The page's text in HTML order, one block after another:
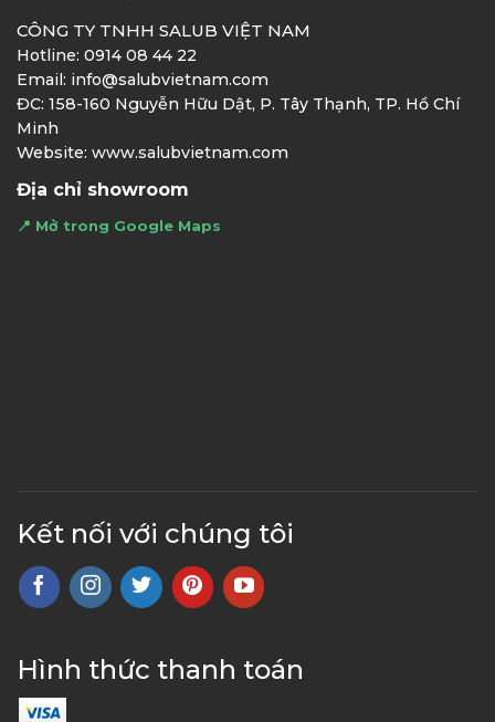
CÔNG TY TNHH SALUB VIỆT NAM
Hotline: 0914 08 44 22
Email: info@salubvietnam.com
ĐC: 158-160 Nguyễn Hữu Dật, P. Tây Thạnh, TP. Hồ Chí
Minh
Website: www.salubvietnam.com
Địa chỉ showroom
📍 Mở trong Google Maps
Kết nối với chúng tôi
Hình thức thanh toán